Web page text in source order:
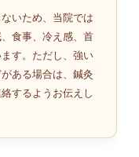
いため、当院では
食事、冷え感、首
す。ただし、強い
ある場合は、鍼灸
するようお伝えし